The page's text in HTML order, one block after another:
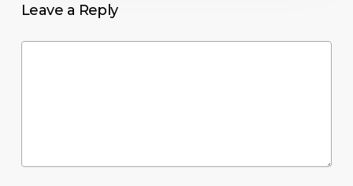
Leave a Reply